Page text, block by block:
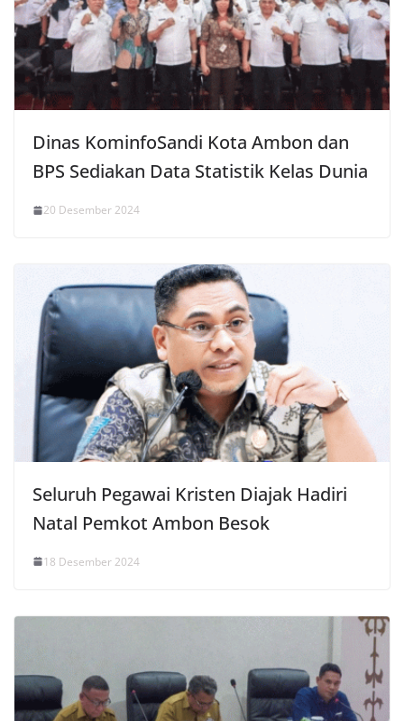
Dinas KominfoSandi Kota Ambon dan
BPS Sediakan Data Statistik Kelas Dunia
20 Desember 2024
Seluruh Pegawai Kristen Diajak Hadiri
Natal Pemkot Ambon Besok
18 Desember 2024